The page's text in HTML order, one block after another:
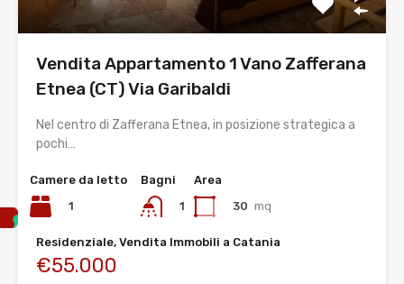
Vendita Appartamento 1 Vano Zafferana
Etnea (CT) Via Garibaldi
Nel centro di Zafferana Etnea, in posizione strategica a
pochi…
Camere da letto
1
Bagni
1
Area
30 mq
Residenziale, Vendita Immobili a Catania
€55.000